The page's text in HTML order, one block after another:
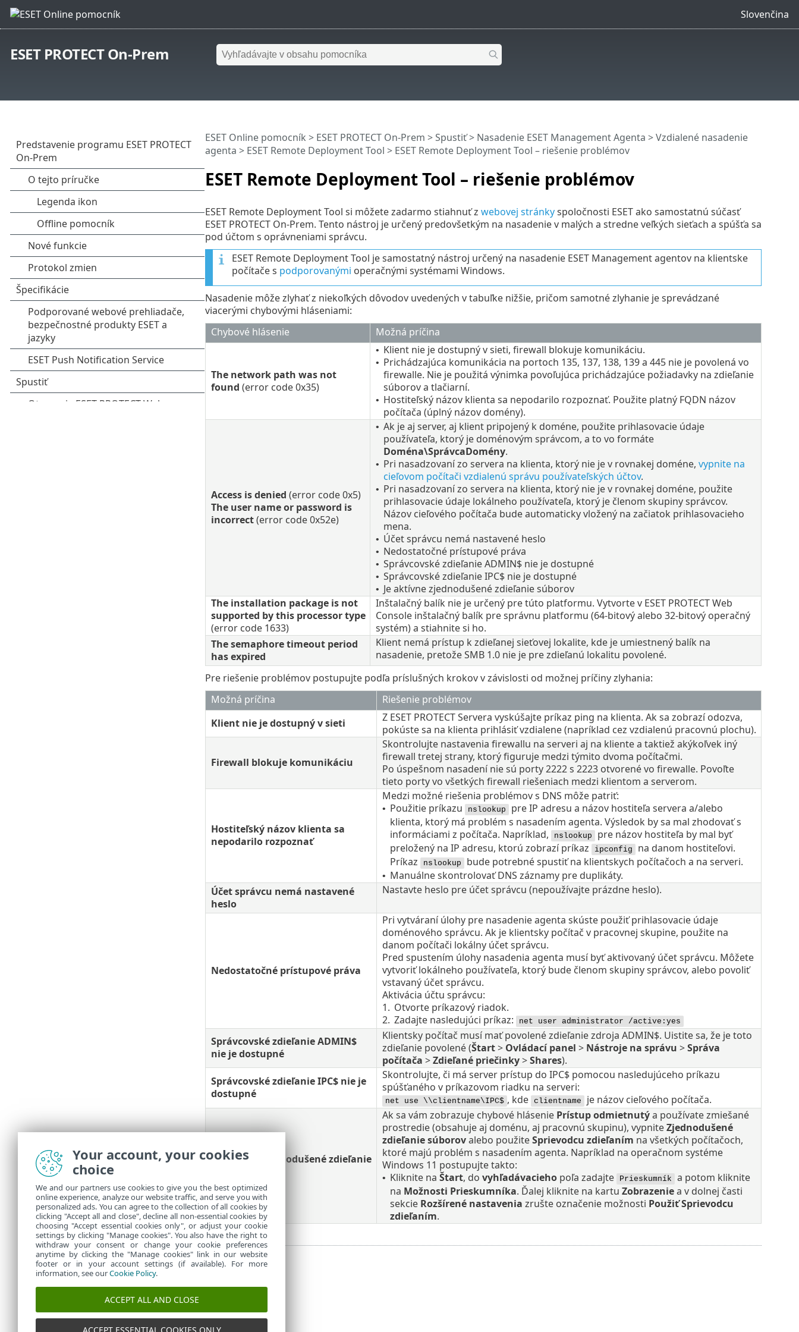
Slovenčina
ESET PROTECT On-Prem
ESET Remote Deployment Tool – riešenie problémov
ESET Online pomocník > ESET PROTECT On-Prem >Spustiť> Nasadenie ESET Management Agenta >Vzdialené nasadenie
agenta > ESET Remote Deployment Tool > ESET Remote Deployment Tool – riešenie problémov
ESET Remote Deployment Tool si môžete zadarmo stiahnuť z webovej stránkyspoločnosti ESET ako samostatnú súčasť
ESET PROTECT On-Prem. Tento nástroj je určený predovšetkým na nasadenie v malých a stredne veľkých sieťach a spúšťa sa
pod účtom s oprávneniami správcu.
ESET Remote Deployment Tool je samostatný nástroj určený na nasadenie ESET Management agentov na klientske
počítače s podporovanými operačnými systémami Windows.
Nasadenie môže zlyhať z niekoľkých dôvodov uvedených v tabuľke nižšie, pričom samotné zlyhanie je sprevádzané
viacerými chybovými hláseniami:
Chybové hlásenie
Možná príčina
The network path was not
found (error code 0x35)
• Klient nie je dostupný v sieti, firewall blokuje komunikáciu.
• Prichádzajúca komunikácia na portoch 135, 137, 138, 139 a 445 nie je povolená vo
firewalle. Nie je použitá výnimka povoľujúca prichádzajúce požiadavky na zdieľanie
súborov a tlačiarní.
• Hostiteľský názov klienta sa nepodarilo rozpoznať. Použite platný FQDN názov
počítača (úplný názov domény).
Access is denied (error code 0x5)
The user name or password is
incorrect(error code 0x52e)
• Ak je aj server, aj klient pripojený k doméne, použite prihlasovacie údaje
používateľa, ktorý je doménovým správcom, a to vo formáte
Doména\SprávcaDomény.
• Pri nasadzovaní zo servera na klienta, ktorý nie je v rovnakej doméne, vypnite na
cieľovom počítači vzdialenú správu používateľských účtov.
• Pri nasadzovaní zo servera na klienta, ktorý nie je v rovnakej doméne, použite
prihlasovacie údaje lokálneho používateľa, ktorý je členom skupiny správcov.
Názov cieľového počítača bude automaticky vložený na začiatok prihlasovacieho
mena.
• Účet správcu nemá nastavené heslo
• Nedostatočné prístupové práva
• Správcovské zdieľanie ADMIN$ nie je dostupné
• Správcovské zdieľanie IPC$ nie je dostupné
• Je aktívne zjednodušené zdieľanie súborov
The installation package is not
supported by this processor type
(error code 1633)
Inštalačný balík nie je určený pre túto platformu. Vytvorte v ESET PROTECT Web
Console inštalačný balík pre správnu platformu (64‑bitový alebo 32‑bitový operačný
systém) a stiahnite si ho.
The semaphore timeout period
has expired
Klient nemá prístup k zdieľanej sieťovej lokalite, kde je umiestnený balík na
nasadenie, pretože SMB 1.0 nie je pre zdieľanú lokalitu povolené.
Pre riešenie problémov postupujte podľa príslušných krokov v závislosti od možnej príčiny zlyhania:
Možná príčina
Riešenie problémov
Klient nie je dostupný v sieti
Z ESET PROTECT Servera vyskúšajte príkaz ping na klienta. Ak sa zobrazí odozva,
pokúste sa na klienta prihlásiť vzdialene (napríklad cez vzdialenú pracovnú plochu).
Firewall blokuje komunikáciu
Skontrolujte nastavenia firewallu na serveri aj na kliente a taktiež akýkoľvek iný
firewall tretej strany, ktorý figuruje medzi týmito dvoma počítačmi.
Po úspešnom nasadení nie sú porty 2222 s 2223 otvorené vo firewalle. Povoľte
tieto porty vo všetkých firewall riešeniach medzi klientom a serverom.
Hostiteľský názov klienta sa
nepodarilo rozpoznať
Medzi možné riešenia problémov s DNS môže patriť:
• Použitie príkazu nslookup pre IP adresu a názov hostiteľa servera a/alebo
klienta, ktorý má problém s nasadením agenta. Výsledok by sa mal zhodovať s
informáciami z počítača. Napríklad,
nslookup pre názov hostiteľa by mal byť
preložený na IP adresu, ktorú zobrazí príkaz
ipconfig na danom hostiteľovi.
Príkaz
nslookup bude potrebné spustiť na klientskych počítačoch a na serveri.
• Manuálne skontrolovať DNS záznamy pre duplikáty.
Účet správcu nemá nastavené
heslo
Nastavte heslo pre účet správcu (nepoužívajte prázdne heslo).
Nedostatočné prístupové práva
Pri vytváraní úlohy pre nasadenie agenta skúste použiť prihlasovacie údaje
doménového správcu. Ak je klientsky počítač v pracovnej skupine, použite na
danom počítači lokálny účet správcu.
Pred spustením úlohy nasadenia agenta musí byť aktivovaný účet správcu. Môžete
vytvoriť lokálneho používateľa, ktorý bude členom skupiny správcov, alebo povoliť
vstavaný účet správcu.
Aktivácia účtu správcu:
1. Otvorte príkazový riadok.
2. Zadajte nasledujúci príkaz: net user administrator /active:yes
Správcovské zdieľanie ADMIN$
nie je dostupné
Klientsky počítač musí mať povolené zdieľanie zdroja ADMIN$. Uistite sa, že je toto
zdieľanie povolené (Štart> Ovládací panel > Nástroje na správu >Správa
počítača >Zdieľané priečinky>Shares).
Správcovské zdieľanie IPC$ nie je
dostupné
Skontrolujte, či má server prístup do IPC$ pomocou nasledujúceho príkazu
spúšťaného v príkazovom riadku na serveri:
net use \\clientname\IPC$ , kde clientname je názov cieľového počítača.
Je aktívne zjednodušené zdieľanie
Ak sa vám zobrazuje chybové hlásenie Prístup odmietnutýa používate zmiešané
prostredie (obsahuje aj doménu, aj pracovnú skupinu), vypniteZjednodušené
zdieľanie súborovalebo použiteSprievodcu zdieľaním na všetkých počítačoch,
ktoré majú problém s nasadením agenta. Napríklad na operačnom systéme
Windows 11 postupujte takto:
• Kliknite na Štart, do vyhľadávaciehopoľa zadajte Prieskumník
a potom kliknite
na Možnosti Prieskumníka. Ďalej kliknite na kartu Zobrazeniea v dolnej časti
sekcie Rozšírené nastavenia zrušte označenie možnosti Použiť Sprievodcu
zdieľaním.
Your account, your cookies
choice
We and our partners use cookies to give you the best optimized
online experience, analyze our website traffic, and serve you with
personalized ads. You can agree to the collection of all cookies by
clicking "Accept all and close", decline all non-essential cookies by
choosing "Accept essential cookies only", or adjust your cookie
settings by clicking "Manage cookies". You also have the right to
withdraw your consent or change your cookie preferences
anytime by clicking the "Manage cookies" link in our website
footer or in your account settings (if available). For more
information, see ourCookie Policy.
ACCEPT ALL AND CLOSE